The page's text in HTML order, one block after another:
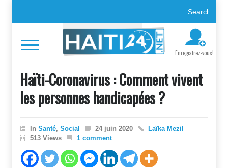
Enregistrez-vous!
Haïti-Coronavirus : Comment vivent
les personnes handicapées ?
In Santé, Social 24 juin 2020
Laïka Mezil
513 Views
1 comment